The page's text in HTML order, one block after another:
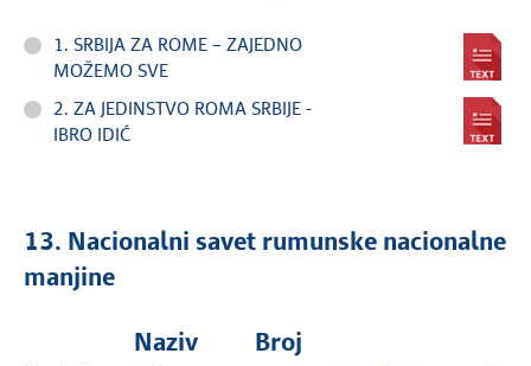
1. SRBIJA ZA ROME – ZAJEDNO
MOŽEMO SVE
2. ZA JEDINSTVO ROMA SRBIJE -
IBRO IDIĆ
13. Nacionalni savet rumunske nacionalne
manjine
Naziv
Broj